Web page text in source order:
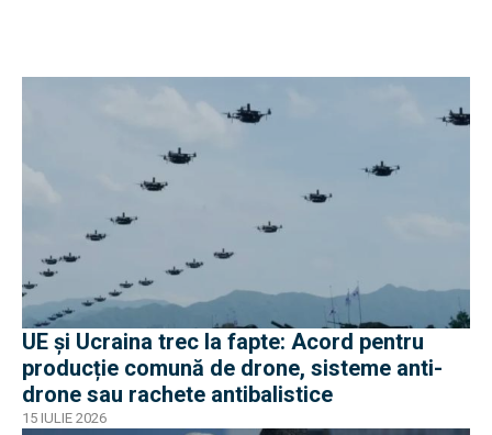
UE și Ucraina trec la fapte: Acord pentru
producție comună de drone, sisteme anti-
drone sau rachete antibalistice
15 IULIE 2026